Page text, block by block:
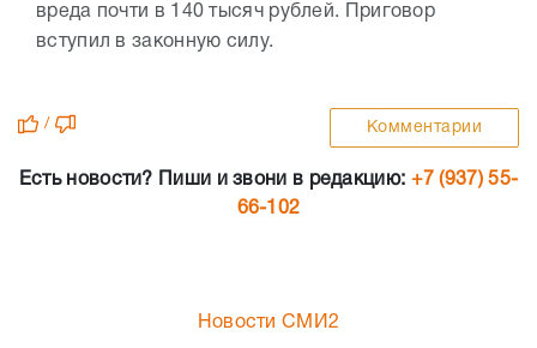
вреда почти в 140 тысяч рублей. Приговор
вступил в законную силу.
/ Комментарии
Есть новости? Пиши и звони в редакцию: +7 (937) 55-
66-102
Новости СМИ2